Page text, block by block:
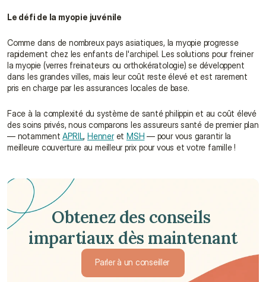
Le défi de la myopie juvénile
Comme dans de nombreux pays asiatiques, la myopie progresse
rapidement chez les enfants de l'archipel. Les solutions pour freiner
la myopie (verres freinateurs ou orthokératologie) se développent
dans les grandes villes, mais leur coût reste élevé et est rarement
pris en charge par les assurances locales de base.
Face à la complexité du système de santé philippin et au coût élevé
des soins privés, nous comparons les assureurs santé de premier plan
— notamment APRIL, Henner et MSH — pour vous garantir la
meilleure couverture au meilleur prix pour vous et votre famille !
Obtenez des conseils
impartiaux dès maintenant
Parler à un conseiller